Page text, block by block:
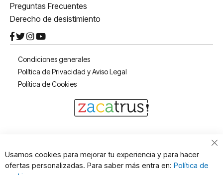
Preguntas Frecuentes
Derecho de desistimiento
Condiciones generales
Política de Privacidad y Aviso Legal
Política de Cookies
Usamos cookies para mejorar tu experiencia y para hacer
ofertas personalizadas. Para saber más entra en: Política de